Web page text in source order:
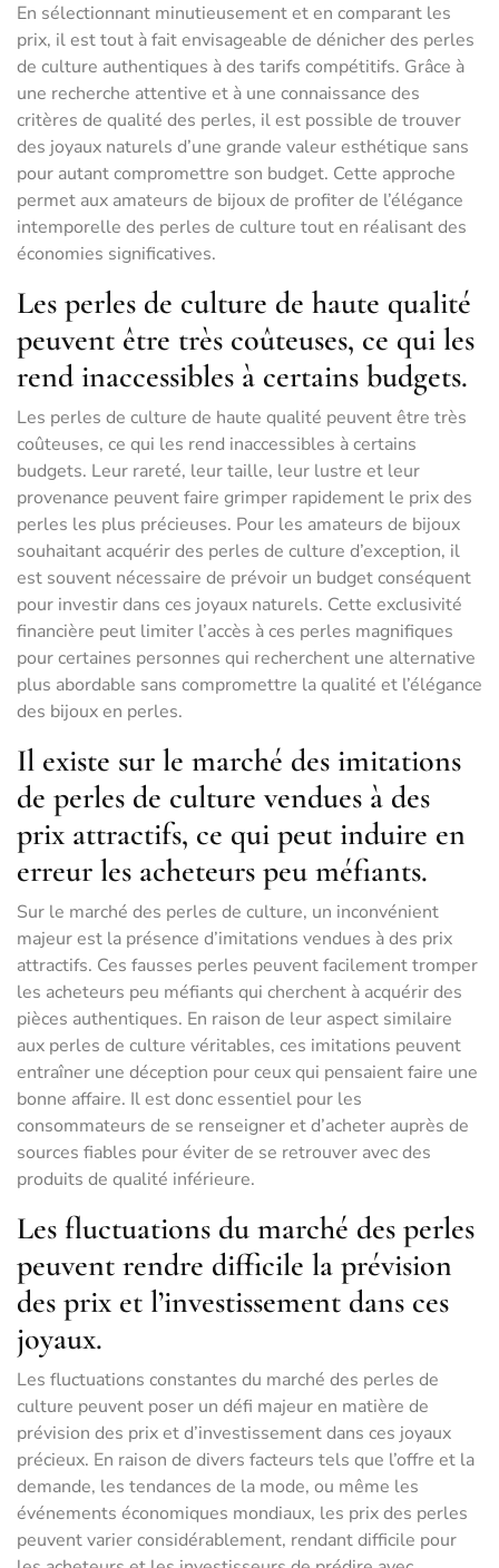
En sélectionnant minutieusement et en comparant les
prix, il est tout à fait envisageable de dénicher des perles
de culture authentiques à des tarifs compétitifs. Grâce à
une recherche attentive et à une connaissance des
critères de qualité des perles, il est possible de trouver
des joyaux naturels d’une grande valeur esthétique sans
pour autant compromettre son budget. Cette approche
permet aux amateurs de bijoux de profiter de l’élégance
intemporelle des perles de culture tout en réalisant des
économies significatives.
Les perles de culture de haute qualité
peuvent être très coûteuses, ce qui les
rend inaccessibles à certains budgets.
Les perles de culture de haute qualité peuvent être très
coûteuses, ce qui les rend inaccessibles à certains
budgets. Leur rareté, leur taille, leur lustre et leur
provenance peuvent faire grimper rapidement le prix des
perles les plus précieuses. Pour les amateurs de bijoux
souhaitant acquérir des perles de culture d’exception, il
est souvent nécessaire de prévoir un budget conséquent
pour investir dans ces joyaux naturels. Cette exclusivité
financière peut limiter l’accès à ces perles magnifiques
pour certaines personnes qui recherchent une alternative
plus abordable sans compromettre la qualité et l’élégance
des bijoux en perles.
Il existe sur le marché des imitations
de perles de culture vendues à des
prix attractifs, ce qui peut induire en
erreur les acheteurs peu méfiants.
Sur le marché des perles de culture, un inconvénient
majeur est la présence d’imitations vendues à des prix
attractifs. Ces fausses perles peuvent facilement tromper
les acheteurs peu méfiants qui cherchent à acquérir des
pièces authentiques. En raison de leur aspect similaire
aux perles de culture véritables, ces imitations peuvent
entraîner une déception pour ceux qui pensaient faire une
bonne affaire. Il est donc essentiel pour les
consommateurs de se renseigner et d’acheter auprès de
sources fiables pour éviter de se retrouver avec des
produits de qualité inférieure.
Les fluctuations du marché des perles
peuvent rendre difficile la prévision
des prix et l’investissement dans ces
joyaux.
Les fluctuations constantes du marché des perles de
culture peuvent poser un défi majeur en matière de
prévision des prix et d’investissement dans ces joyaux
précieux. En raison de divers facteurs tels que l’offre et la
demande, les tendances de la mode, ou même les
événements économiques mondiaux, les prix des perles
peuvent varier considérablement, rendant difficile pour